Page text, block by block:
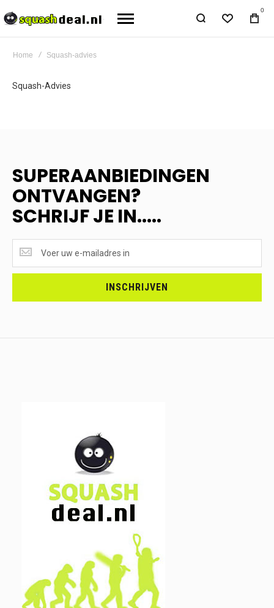
0
Home Squash-advies
Squash-Advies
SUPERAANBIEDINGEN
ONTVANGEN?
SCHRIJF JE IN.....
ONTVANGEN?
<br>SCHRIJF
INSCHRIJVEN